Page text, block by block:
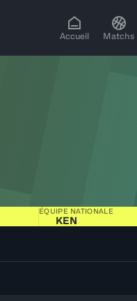
Accueil Matchs
ÉQUIPE NATIONALE
KEN